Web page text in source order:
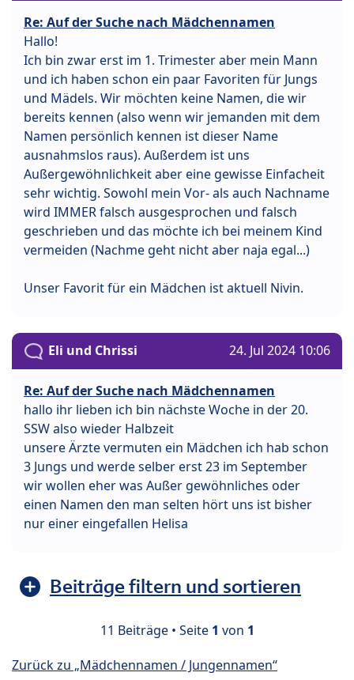
Re: Auf der Suche nach Mädchennamen
Hallo!
Ich bin zwar erst im 1. Trimester aber mein Mann
und ich haben schon ein paar Favoriten für Jungs
und Mädels. Wir möchten keine Namen, die wir
bereits kennen (also wenn wir jemanden mit dem
Namen persönlich kennen ist dieser Name
ausnahmslos raus). Außerdem ist uns
Außergewöhnlichkeit aber eine gewisse Einfacheit
sehr wichtig. Sowohl mein Vor- als auch Nachname
wird IMMER falsch ausgesprochen und falsch
geschrieben und das möchte ich bei meinem Kind
vermeiden (Nachme geht nicht aber naja egal...)
Unser Favorit für ein Mädchen ist aktuell Nivin.
Eli und Chrissi 24. Jul 2024 10:06
Re: Auf der Suche nach Mädchennamen
hallo ihr lieben ich bin nächste Woche in der 20.
SSW also wieder Halbzeit
unsere Ärzte vermuten ein Mädchen ich hab schon
3 Jungs und werde selber erst 23 im September
wir wollen eher was Außer gewöhnliches oder
einen Namen den man selten hört uns ist bisher
nur einer eingefallen Helisa
Beiträge filtern und sortieren
11 Beiträge • Seite 1 von 1
Zurück zu „Mädchennamen / Jungennamen“